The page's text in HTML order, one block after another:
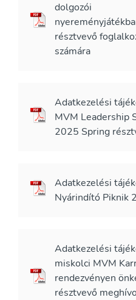
dolgozói
résztvevő
számára
Adatkezelési
MVM Leadership
2025 Spring
Adatkezelési
Nyárindító Piknik
Adatkezelési
miskolci MVM
rendezvényen
résztvevő